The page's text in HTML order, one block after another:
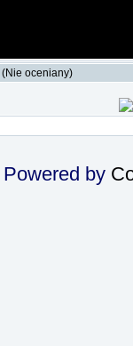
(Nie oceniany)
Powered by